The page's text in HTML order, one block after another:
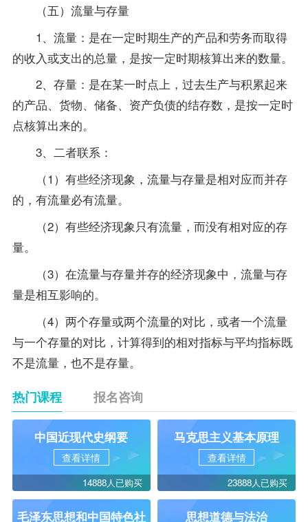
（五）流量与存量
1、流量：是在一定时期生产的产品和劳务而取得
的收入或支出的总量，是按一定时期核算出来的数量。
2、存量：是在某一时点上，过去生产与积累起来
的产品、货物、储备、资产负债的结存数，是按一定时
点核算出来的。
3、二者联系：
（1）有些经济现象，流量与存量是相对应而并存
的，有流量必有流量。
（2）有些经济现象只有流量，而没有相对应的存
量。
（3）在流量与存量并存的经济现象中，流量与存
量是相互影响的。
（4）两个存量或两个流量的对比，或者一个流量
与一个存量的对比，计算得到的相对指标与平均指标既
不是流量，也不是存量。
热门课程 报名咨询
中国近现代史纲要
查看详情
14888人已购买
马克思主义基本原理
查看详情
23888人已购买
毛泽东思想和中国特色社
思想道德与法治